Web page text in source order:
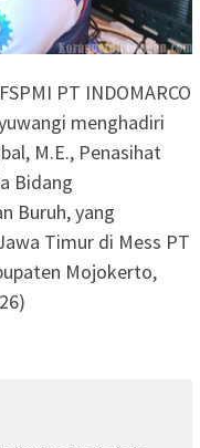
PT INDOMARCO
menghadiri
M.E., Penasihat
Bidang
Buruh, yang
Timur di Mess PT
Mojokerto,